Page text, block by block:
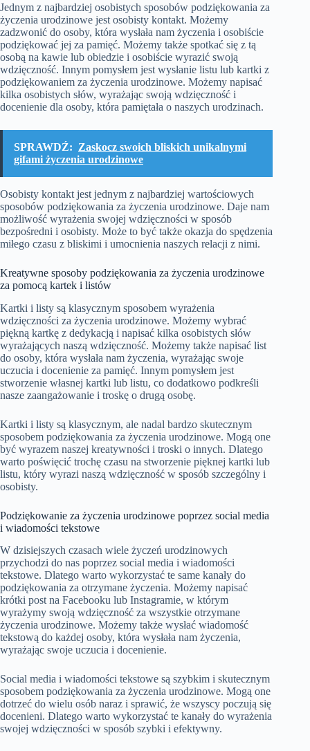
Jednym z najbardziej osobistych sposobów podziękowania za
życzenia urodzinowe jest osobisty kontakt. Możemy
zadzwonić do osoby, która wysłała nam życzenia i osobiście
podziękować jej za pamięć. Możemy także spotkać się z tą
osobą na kawie lub obiedzie i osobiście wyrazić swoją
wdzięczność. Innym pomysłem jest wysłanie listu lub kartki z
podziękowaniem za życzenia urodzinowe. Możemy napisać
kilka osobistych słów, wyrażając swoją wdzięczność i
docenienie dla osoby, która pamiętała o naszych urodzinach.
SPRAWDŹ: Zaskocz swoich bliskich unikalnymi
gifami życzenia urodzinowe
Osobisty kontakt jest jednym z najbardziej wartościowych
sposobów podziękowania za życzenia urodzinowe. Daje nam
możliwość wyrażenia swojej wdzięczności w sposób
bezpośredni i osobisty. Może to być także okazja do spędzenia
miłego czasu z bliskimi i umocnienia naszych relacji z nimi.
Kreatywne sposoby podziękowania za życzenia urodzinowe
za pomocą kartek i listów
Kartki i listy są klasycznym sposobem wyrażenia
wdzięczności za życzenia urodzinowe. Możemy wybrać
piękną kartkę z dedykacją i napisać kilka osobistych słów
wyrażających naszą wdzięczność. Możemy także napisać list
do osoby, która wysłała nam życzenia, wyrażając swoje
uczucia i docenienie za pamięć. Innym pomysłem jest
stworzenie własnej kartki lub listu, co dodatkowo podkreśli
nasze zaangażowanie i troskę o drugą osobę.
Kartki i listy są klasycznym, ale nadal bardzo skutecznym
sposobem podziękowania za życzenia urodzinowe. Mogą one
być wyrazem naszej kreatywności i troski o innych. Dlatego
warto poświęcić trochę czasu na stworzenie pięknej kartki lub
listu, który wyrazi naszą wdzięczność w sposób szczególny i
osobisty.
Podziękowanie za życzenia urodzinowe poprzez social media
i wiadomości tekstowe
W dzisiejszych czasach wiele życzeń urodzinowych
przychodzi do nas poprzez social media i wiadomości
tekstowe. Dlatego warto wykorzystać te same kanały do
podziękowania za otrzymane życzenia. Możemy napisać
krótki post na Facebooku lub Instagramie, w którym
wyrażymy swoją wdzięczność za wszystkie otrzymane
życzenia urodzinowe. Możemy także wysłać wiadomość
tekstową do każdej osoby, która wysłała nam życzenia,
wyrażając swoje uczucia i docenienie.
Social media i wiadomości tekstowe są szybkim i skutecznym
sposobem podziękowania za życzenia urodzinowe. Mogą one
dotrzeć do wielu osób naraz i sprawić, że wszyscy poczują się
docenieni. Dlatego warto wykorzystać te kanały do wyrażenia
swojej wdzięczności w sposób szybki i efektywny.